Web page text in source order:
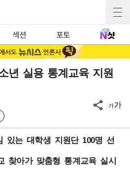
섹션 포토
년 실용 통계교육 지원
가가
있는 대학생 지원단 100명 선
찾아가 맞춤형 통계교육 실시